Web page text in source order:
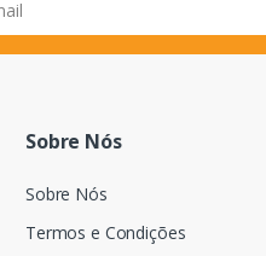
Sobre Nós
Sobre Nós
Termos e Condições